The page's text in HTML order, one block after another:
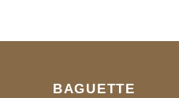
BAGUETTE